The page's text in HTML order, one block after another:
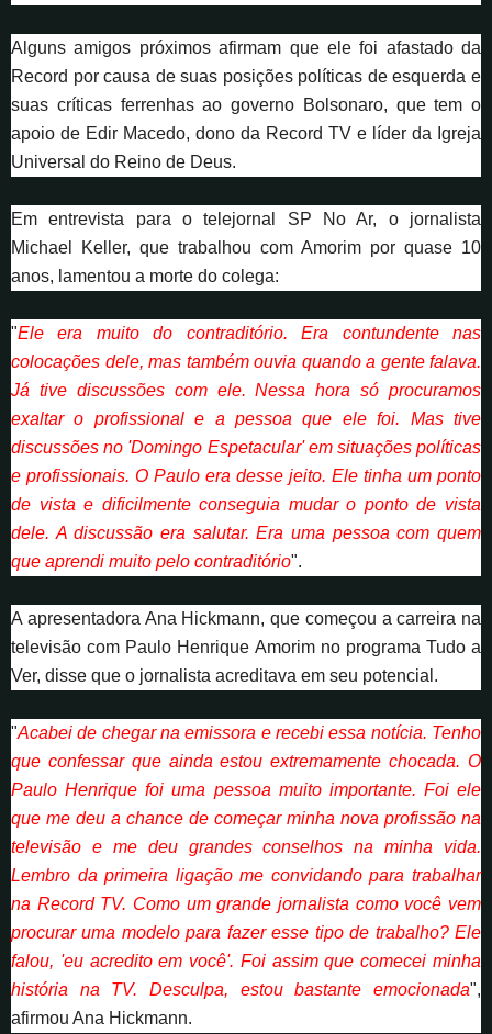
Alguns amigos próximos afirmam que ele foi afastado da
Record por causa de suas posições políticas de esquerda e
suas críticas ferrenhas ao governo Bolsonaro, que tem o
apoio de Edir Macedo, dono da Record TV e líder da Igreja
Universal do Reino de Deus.
Em entrevista para o telejornal SP No Ar, o jornalista
Michael Keller, que trabalhou com Amorim por quase 10
anos, lamentou a morte do colega:
"Ele era muito do contraditório. Era contundente nas
colocações dele, mas também ouvia quando a gente falava.
Já tive discussões com ele. Nessa hora só procuramos
exaltar o profissional e a pessoa que ele foi. Mas tive
discussões no 'Domingo Espetacular' em situações políticas
e profissionais. O Paulo era desse jeito. Ele tinha um ponto
de vista e dificilmente conseguia mudar o ponto de vista
dele. A discussão era salutar. Era uma pessoa com quem
que aprendi muito pelo contraditório".
A apresentadora Ana Hickmann, que começou a carreira na
televisão com Paulo Henrique Amorim no programa Tudo a
Ver, disse que o jornalista acreditava em seu potencial.
"Acabei de chegar na emissora e recebi essa notícia. Tenho
que confessar que ainda estou extremamente chocada. O
Paulo Henrique foi uma pessoa muito importante. Foi ele
que me deu a chance de começar minha nova profissão na
televisão e me deu grandes conselhos na minha vida.
Lembro da primeira ligação me convidando para trabalhar
na Record TV. Como um grande jornalista como você vem
procurar uma modelo para fazer esse tipo de trabalho? Ele
falou, 'eu acredito em você'. Foi assim que comecei minha
história na TV. Desculpa, estou bastante emocionada",
afirmou Ana Hickmann.